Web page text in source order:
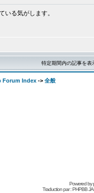
いる気がします。
特定期間内の記事を
Forum Index -> 全般
Powered by
Traduction par : PHPBB